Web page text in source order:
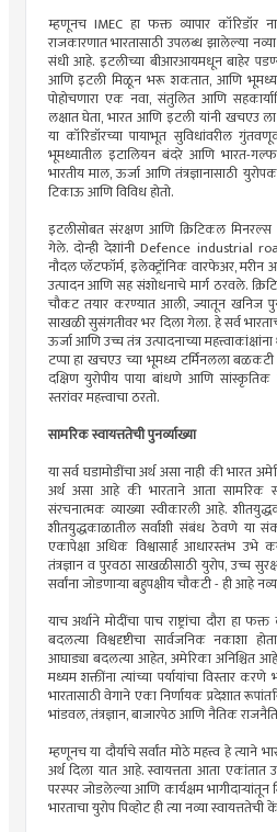
म्हणूनच IMEC हा फक्त व्यापार कॉरिडॉर
राजकारणात भारतासाठी उपलब्ध झालेल्या
संधी आहे. इटलीच्या बीआरआयमधून बाहेर
आणि इटली मिळून भरू शकतात, आणि भूमध्य
पोहोचणारा एक नवा, संतुलित आणि
लक्षात घेता, भारत आणि इटली यांनी खचएउ
या कॉरिडॉरच्या पायाभूत सुविधांवरील
भूमध्यातील इटालियन बंदरे आणि भारत-गल्फ-
भारतीय माल, ऊर्जा आणि तंत्रज्ञानासाठी
टिकाऊ आणि विविध होतो.
इटलीसोबत संरक्षण आणि क्रिटिकल मिनरल्स
गेले. दोन्ही देशांनी Defence industrial
नौदल प्लॅटफॉर्म, इलेक्ट्रॉनिक वारफेअर, मरीन
उत्पादन आणि सह संशोधनाचे मार्ग ठरवले.
चौकट तयार करण्यात आली, ज्यातून खनिज
साखळी सुसंगतीवर भर दिला गेला. हे सर्व
ऊर्जा आणि उच्च तंत्र उत्पादनाच्या
टप्पा हा खचएउ च्या भूमध्य टर्मिनलला
दक्षिण युरोपीय पाया बांधणे आणि
स्तरांवर महत्त्वाचा ठरतो.
सामरिक स्वायत्ततेची पुनर्व्याख्या
या सर्व घडामोडींचा अर्थ असा नाही की भारत
अर्थ असा आहे की भारताने आता सामरिक
संरचनात्मक व्याख्या स्वीकारली आहे.
शीतयुद्धकाळातील सर्वांशी संबंध ठेवणे या
एकापेक्षा अधिक विश्वासार्ह आधारस्तंभ उभे
तंत्रज्ञान व पुरवठा साखळीसाठी युरोप, उच्च
सर्वांना जोडणाऱ्या बहुपक्षीय चौकटी - ही आहे
याच अर्थाने मोदींचा पाच राष्ट्रांचा दौरा हा
बदलत्या विश्वदृष्टीचा सार्वजनिक नकाशा
आघाड्या बदलत्या आहेत, अमेरिका
मध्यम शक्तींना त्यांच्या पर्यायांचा विस्तार
भारतासाठी वेगाने एका निर्णायक प्रदेशात
भांडवल, तंत्रज्ञान, बाजारपेठ आणि नैतिक
म्हणूनच या दौर्याचे सर्वांत मोठे महत्त्व हे त्याने
अर्थ दिला यात आहे. स्वायत्तता आता एकांतात
परस्पर जोडलेल्या आणि कार्यक्षम
भारताचा युरोप पिव्होट ही त्या नव्या